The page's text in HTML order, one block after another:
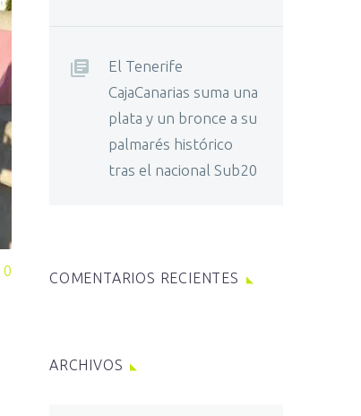
0
El Tenerife
CajaCanarias suma una
plata y un bronce a su
palmarés histórico
tras el nacional Sub20
COMENTARIOS RECIENTES
ARCHIVOS